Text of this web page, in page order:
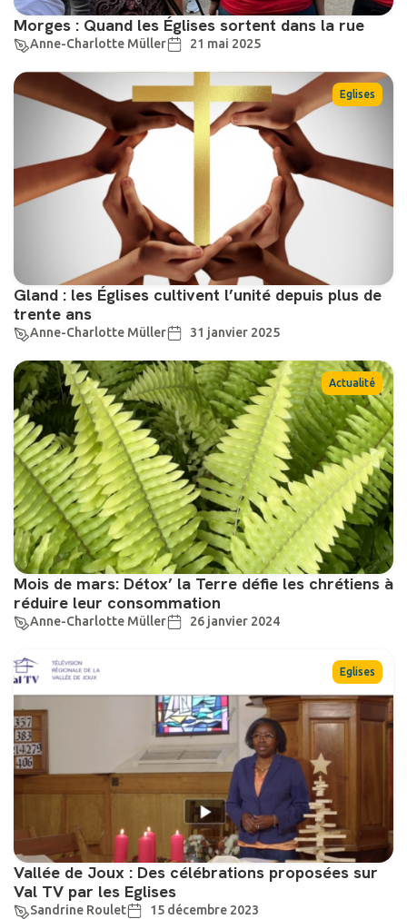
Morges : Quand les Églises sortent dans la rue
Anne-Charlotte Müller 21 mai 2025
Eglises
Gland : les Églises cultivent l’unité depuis plus de
trente ans
Anne-Charlotte Müller 31 janvier 2025
Actualité
Mois de mars: Détox’ la Terre défie les chrétiens à
réduire leur consommation
Anne-Charlotte Müller 26 janvier 2024
Eglises
Vallée de Joux : Des célébrations proposées sur
Val TV par les Eglises
Sandrine Roulet 15 décembre 2023